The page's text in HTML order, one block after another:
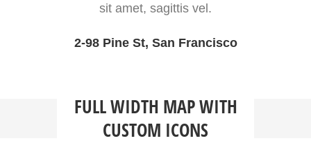
sit amet, sagittis vel.
2-98 Pine St, San Francisco
FULL WIDTH MAP WITH
CUSTOM ICONS